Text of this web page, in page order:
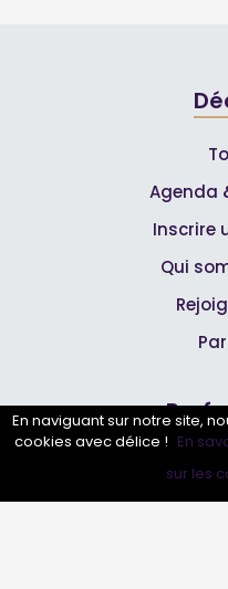
Annuaire Pro
Agenda
Inscrire
Qui
Inscrire
En naviguant sur notre site,
cookies avec délice ! En
sur les